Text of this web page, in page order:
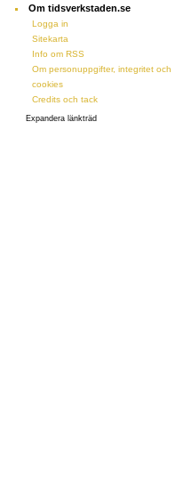
Om tidsverkstaden.se
Logga in
Sitekarta
Info om RSS
Om personuppgifter, integritet och
cookies
Credits och tack
Expandera länkträd